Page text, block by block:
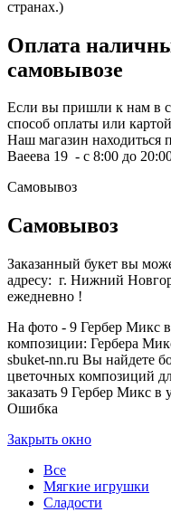
странах.)
Оплата
самовывозе
Если вы пришли к нам в
способ оплаты или
Наш магазин находиться
Ваеева 19 - с 8:00 до
Самовывоз
Самовывоз
Заказанный букет вы
адресу: г. Нижний
ежедневно !
На фото - 9 Гербер Микс
композиции: Гербера
sbuket-nn.ru Вы найдете
цветочных композиций
заказать 9 Гербер Микс в
Ошибка
Закрыть окно
Все
Мягкие игрушки
Сладости